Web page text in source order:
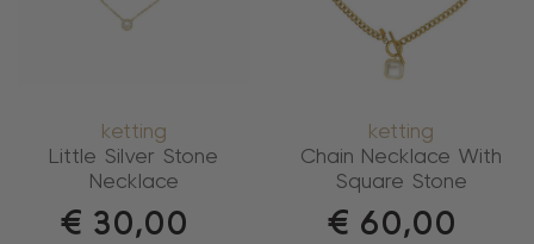
ketting
Little Silver Stone
Necklace
€ 30,00
ketting
Chain Necklace With
Square Stone
€ 60,00